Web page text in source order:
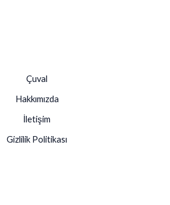
Çuval
Hakkımızda
İletişim
Gizlilik Politikası